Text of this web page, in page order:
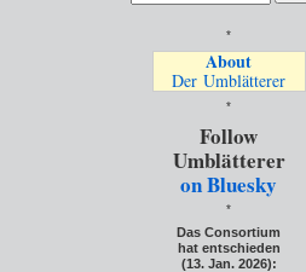
*
About
Der Umblätterer
*
Follow
Umblätterer
on Bluesky
*
Das Consortium
hat entschieden
(13. Jan. 2026):